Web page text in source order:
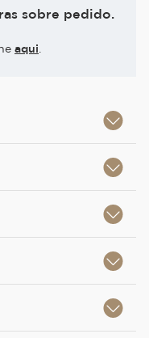
sobre pedido.
aqui